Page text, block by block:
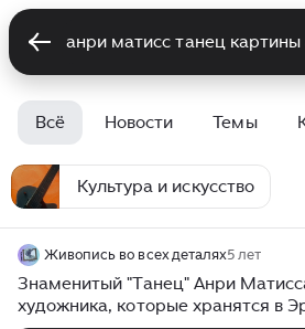
Всё Новости Темы
Культура и искусство
Живопись во всех деталях5 лет
Знаменитый "Танец" Анри
художника, которые хранятся в